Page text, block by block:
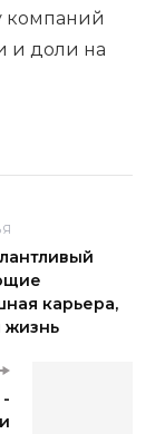
компаний
и доли на
карьера,
жизнь